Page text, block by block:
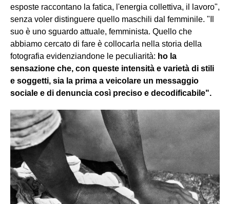
esposte raccontano la fatica, l'energia collettiva, il lavoro",
senza voler distinguere quello maschili dal femminile. "Il
suo è uno sguardo attuale, femminista. Quello che
abbiamo cercato di fare è collocarla nella storia della
fotografia evidenziandone le peculiarità: ho la
sensazione che, con queste intensità e varietà di stili
e soggetti, sia la prima a veicolare un messaggio
sociale e di denuncia così preciso e decodificabile".